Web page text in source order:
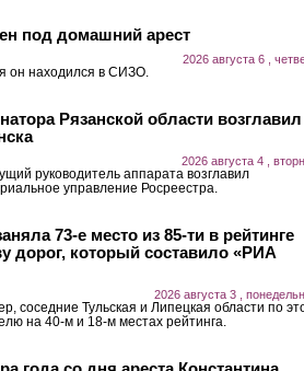
под домашний арест
2026 августа 6 ,
он находился в СИЗО.
Рязанской области возглавил
2026 августа 4 ,
руководитель аппарата возглавил
управление Росреестра.
73-е место из 85-ти в рейтинге
дорог, который составило «РИА
2026 августа 3 ,
соседние Тульская и Липецкая области по
на 40-м и 18-м местах рейтинга.